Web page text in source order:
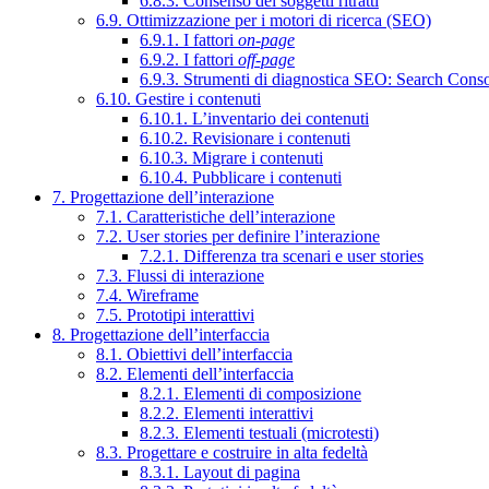
6.9. Ottimizzazione per i motori di ricerca (SEO)
6.9.1. I fattori on-page
6.9.2. I fattori off-page
6.9.3. Strumenti di diagnostica SEO: Search
6.10. Gestire i contenuti
6.10.1. L’inventario dei contenuti
6.10.2. Revisionare i contenuti
6.10.3. Migrare i contenuti
6.10.4. Pubblicare i contenuti
7. Progettazione dell’interazione
7.1. Caratteristiche dell’interazione
7.2. User stories per definire l’interazione
7.2.1. Differenza tra scenari e user stories
7.3. Flussi di interazione
7.4. Wireframe
7.5. Prototipi interattivi
8. Progettazione dell’interfaccia
8.1. Obiettivi dell’interfaccia
8.2. Elementi dell’interfaccia
8.2.1. Elementi di composizione
8.2.2. Elementi interattivi
8.2.3. Elementi testuali (microtesti)
8.3. Progettare e costruire in alta fedeltà
8.3.1. Layout di pagina